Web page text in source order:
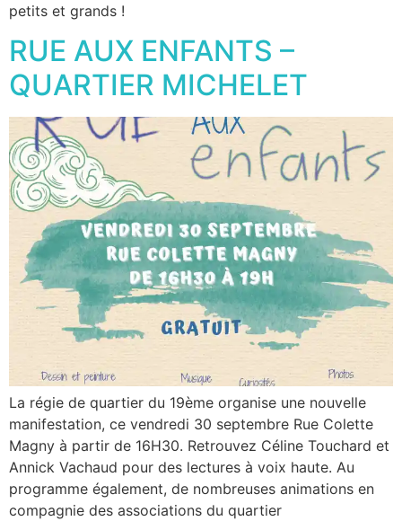
petits et grands !
RUE AUX ENFANTS –
QUARTIER MICHELET
La régie de quartier du 19ème organise une nouvelle
manifestation, ce vendredi 30 septembre Rue Colette
Magny à partir de 16H30. Retrouvez Céline Touchard et
Annick Vachaud pour des lectures à voix haute. Au
programme également, de nombreuses animations en
compagnie des associations du quartier